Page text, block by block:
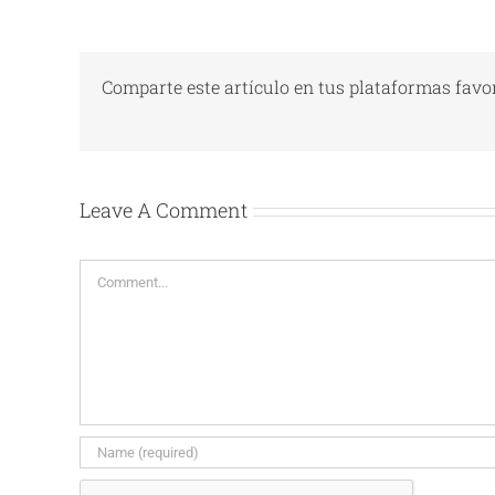
Comparte este artículo en tus plataformas
Leave A Comment